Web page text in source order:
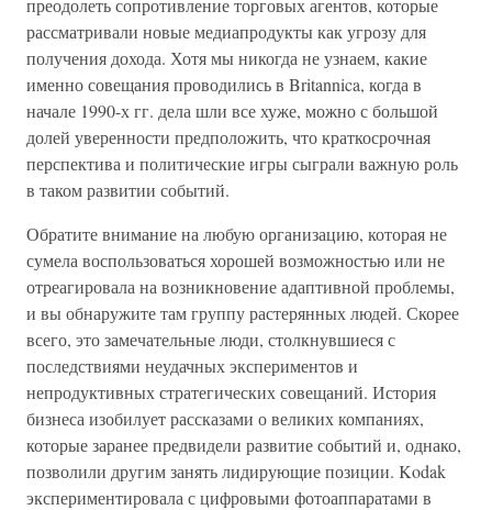
преодолеть сопротивление торговых агентов, которые
рассматривали новые медиапродукты как угрозу для
получения дохода. Хотя мы никогда не узнаем, какие
именно совещания проводились в Britannica, когда в
начале 1990-х гг. дела шли все хуже, можно с большой
долей уверенности предположить, что краткосрочная
перспектива и политические игры сыграли важную роль
в таком развитии событий.
Обратите внимание на любую организацию, которая не
сумела воспользоваться хорошей возможностью или не
отреагировала на возникновение адаптивной проблемы,
и вы обнаружите там группу растерянных людей. Скорее
всего, это замечательные люди, столкнувшиеся с
последствиями неудачных экспериментов и
непродуктивных стратегических совещаний. История
бизнеса изобилует рассказами о великих компаниях,
которые заранее предвидели развитие событий и, однако,
позволили другим занять лидирующие позиции. Kodak
экспериментировала с цифровыми фотоаппаратами в